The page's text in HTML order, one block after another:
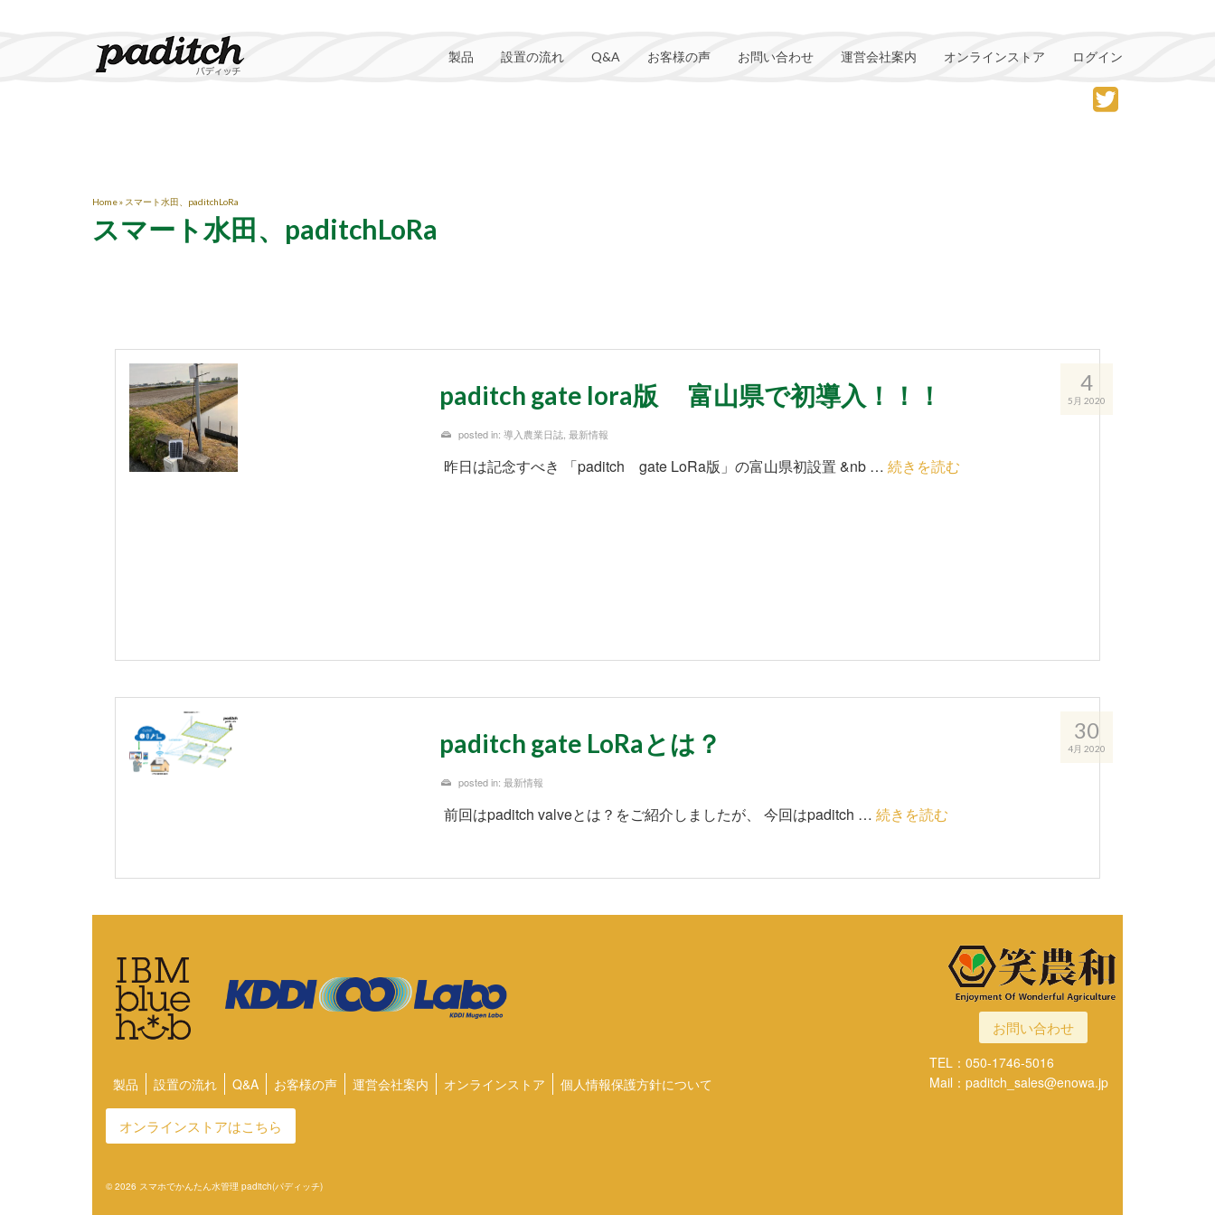
ログイン
オンラインストア
運営会社案内
お問い合わせ
お客様の声
Q&A
設置の流れ
製品
スマート水田、paditchLoRa
Home» スマート水田、paditchLoRa
4
5月 2020
paditch gate lora版 富山県で初導入！！！
posted in: 導入農業日誌, 最新情報
昨日は記念すべき 「paditch gate LoRa版」の富山県初設置 &nb … 続きを読む
30
4月 2020
paditch gate LoRaとは？
posted in: 最新情報
前回はpaditch valveとは？をご紹介しましたが、 今回はpaditch … 続きを読む
製品 設置の流れ Q&A お客様の声 運営会社案内 オンラインストア 個人情報保護方針について
オンラインストアはこちら
お問い合わせ
TEL：050-1746-5016
Mail：paditch_sales@enowa.jp
© 2026 スマホでかんたん水管理 paditch(パディッチ)